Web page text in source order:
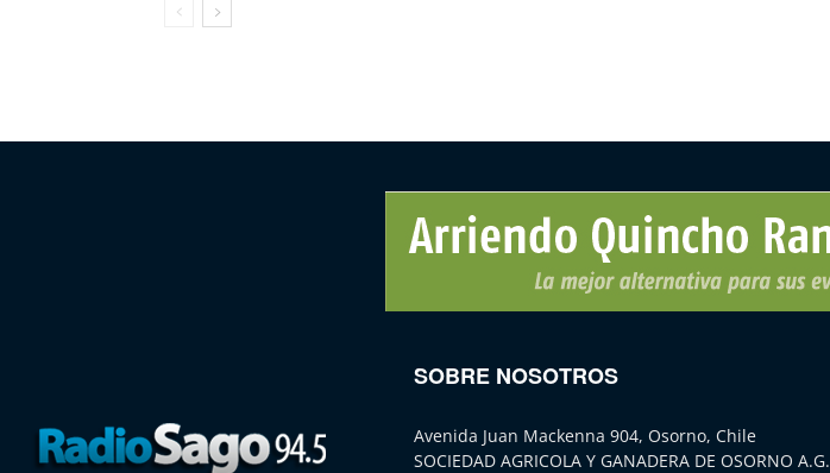
SOBRE NOSOTROS
Avenida Juan Mackenna 904, Osorno, Chile
SOCIEDAD AGRICOLA Y GANADERA DE OSORNO A.G.